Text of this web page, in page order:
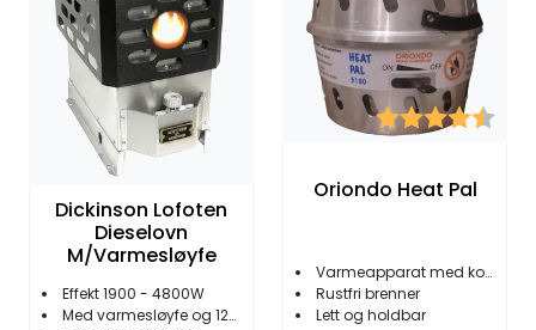
Dickinson Lofoten
Dieselovn
M/Varmesløyfe
Effekt 1900 - 4800W
Med varmesløyfe og 12V vifte
Karakter:
Oriondo Heat Pal
Varmeapparat med kokemulighet
Rustfri brenner
Lett og holdbar